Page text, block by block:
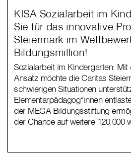
KISA Sozialarbeit im
Sie für das innovative
Steiermark im
Bildungsmillion!
Sozialarbeit im Kindergarten:
Ansatz möchte die Caritas
schwierigen Situationen
Elementarpädagog*innen
der MEGA Bildungsstiftung
der Chance auf weitere 120.000